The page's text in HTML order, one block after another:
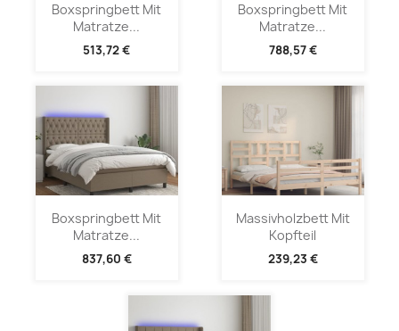
Boxspringbett Mit
Matratze...
513,72 €
Boxspringbett Mit
Matratze...
788,57 €
Boxspringbett Mit
Matratze...
837,60 €
Massivholzbett Mit
Kopfteil
239,23 €